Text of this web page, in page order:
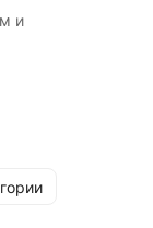
и